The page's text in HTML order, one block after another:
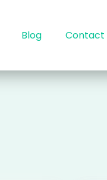
Blog Contact